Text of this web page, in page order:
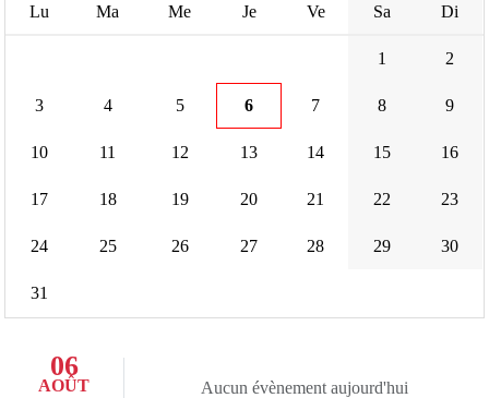
Lu Ma Me Je Ve Sa Di
1 2
3 4 5 6 7 8 9
10 11 12 13 14 15 16
17 18 19 20 21 22 23
24 25 26 27 28 29 30
31
06
AOÛT Aucun évènement aujourd'hui